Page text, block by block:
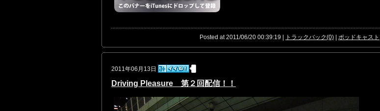
Posted at 2011/06/20 00:39:19 | トラックバック(0) | ポッドキャスト
2011年06月13日
Driving Pleasure 第２回配信！！